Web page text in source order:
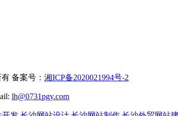
备案号： 湘ICP备2020021994号-2
lh@0731pgy.com